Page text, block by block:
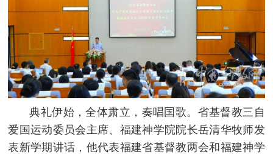
典礼伊始，全体肃立，奏唱国歌。省基督教三自
爱国运动委员会主席、福建神学院院长岳清华牧师发
表新学期讲话，他代表福建省基督教两会和福建神学